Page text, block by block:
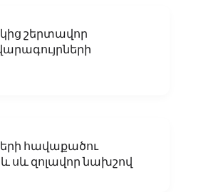
շերտավոր
հավաքածու
սև զոլավոր նախշով